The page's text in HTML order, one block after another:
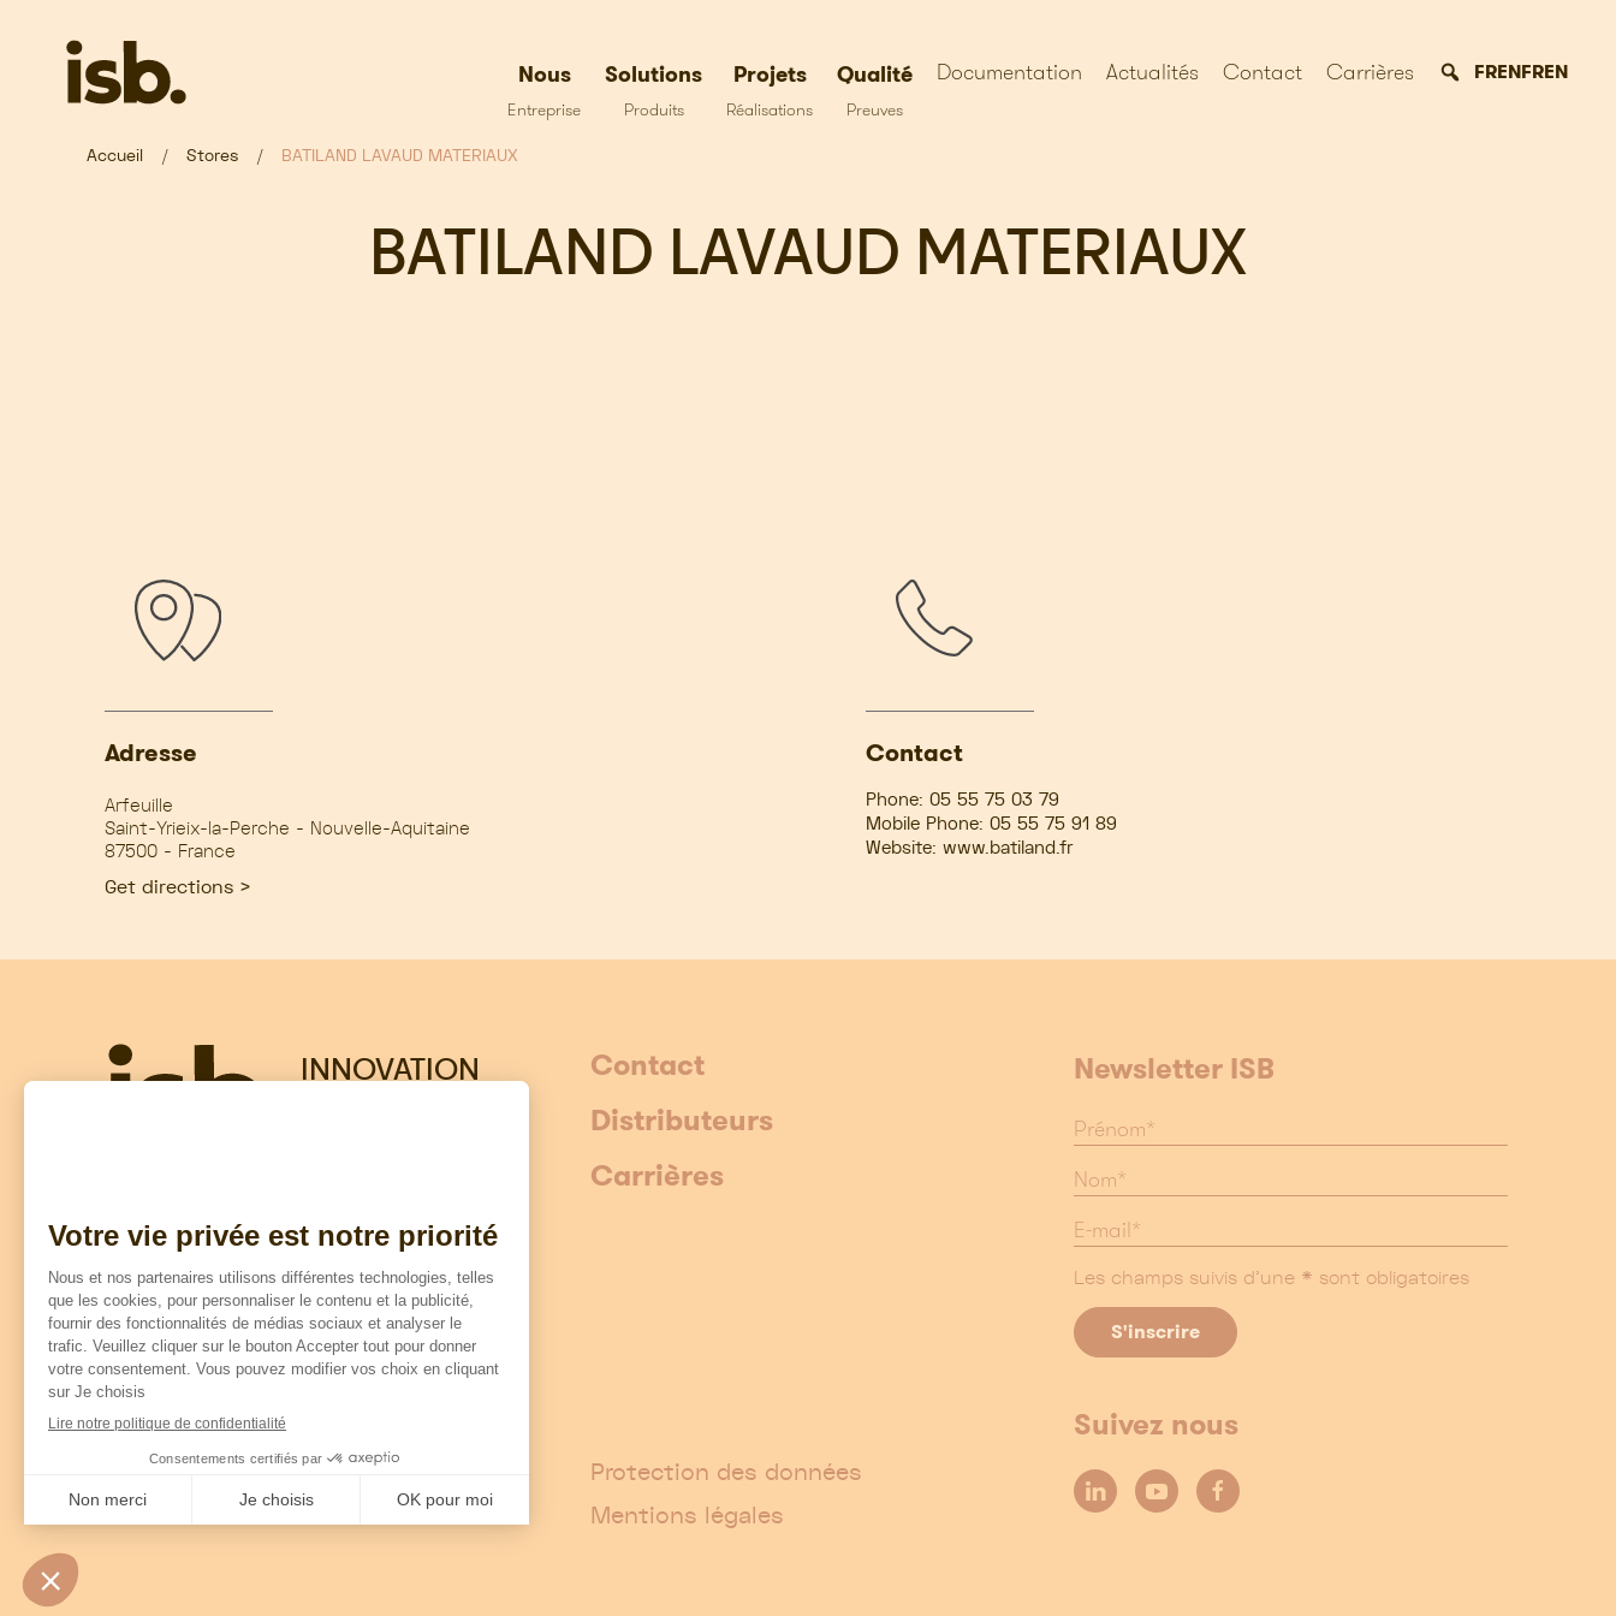
Passer au contenu principal
Nous
Entreprise
Solutions
Produits
Projets
Réalisations
Qualité
Preuves
Documentation Actualités Contact Carrières FRENFREN
Accueil Stores BATILAND LAVAUD MATERIAUX
BATILAND LAVAUD MATERIAUX
Adresse
Arfeuille
Saint-Yrieix-la-Perche - Nouvelle-Aquitaine
87500 - France
Get directions >
Contact
Phone: 05 55 75 03 79
Mobile Phone: 05 55 75 91 89
Website: www.batiland.fr
INNOVATION
Contact
Distributeurs
Carrières
Newsletter ISB
Les champs suivis d'une * sont obligatoires
Protection des données
Mentions légales
Suivez nous